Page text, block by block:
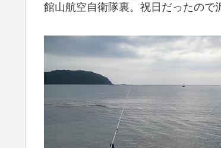
館山航空自衛隊裏。祝日だったので